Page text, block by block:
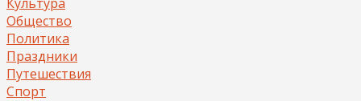
Общество
Политика
Праздники
Путешествия
Спорт